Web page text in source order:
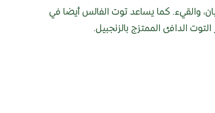
والقيء. كما يساعد توت الفالس أيضا في
الدافئ الممتزج بالزنجبيل.